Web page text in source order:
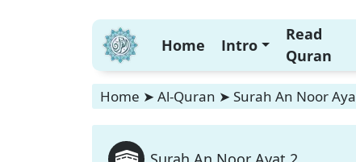
Home Intro
Read
Quran
Home ➤ Al-Quran ➤ Surah An Noor